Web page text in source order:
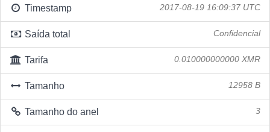
Timestamp 2017-08-19 16:09:37 UTC
Saída total Confidencial
Tarifa 0.010000000000 XMR
Tamanho 12958 B
Tamanho do anel 3